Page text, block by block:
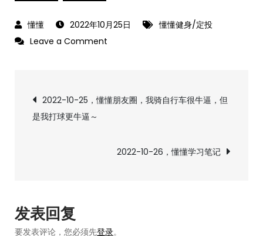
2022年10月25日
懂懂健身/定投
Leave a Comment
懂
身/
文
章
2022-10-25，懂懂朋友圈，我骑自行车很牛逼，但
是我打球更牛逼～
2022-10-26，懂懂学习笔记
发表回复
要发表评论，您必须先登录。